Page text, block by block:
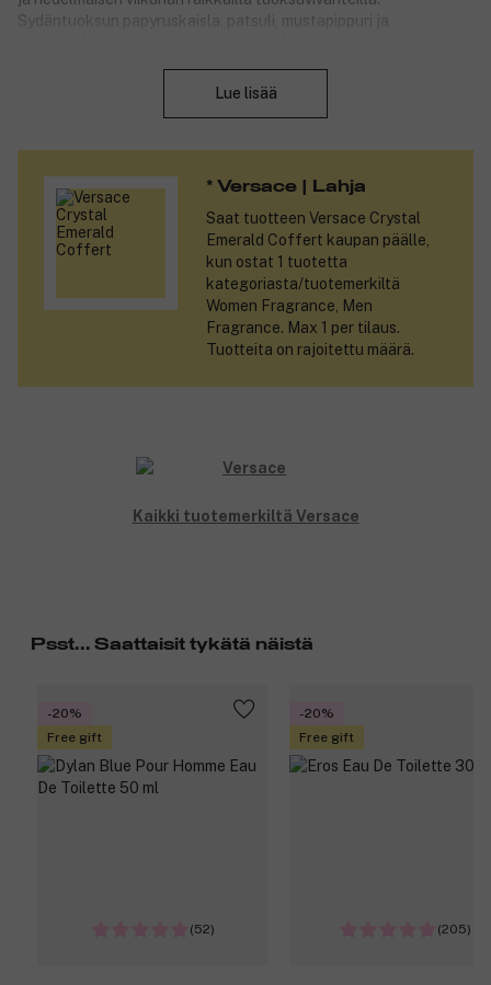
Sydäntuoksun papyruskaisla, patsuli, mustapippuri ja
tonkapavun ja sahramin tuoksuvivahteita.
3129373
Lue lisää
* Versace | Lahja
Saat tuotteen Versace Crystal
Emerald Coffert kaupan päälle,
kun ostat 1 tuotetta
kategoriasta/tuotemerkiltä
Women Fragrance, Men
Fragrance. Max 1 per tilaus.
Tuotteita on rajoitettu määrä.
Kaikki tuotemerkiltä Versace
Psst... Saattaisit tykätä näistä
-20%
Free gift
(52)
-20%
Free gift
(205)